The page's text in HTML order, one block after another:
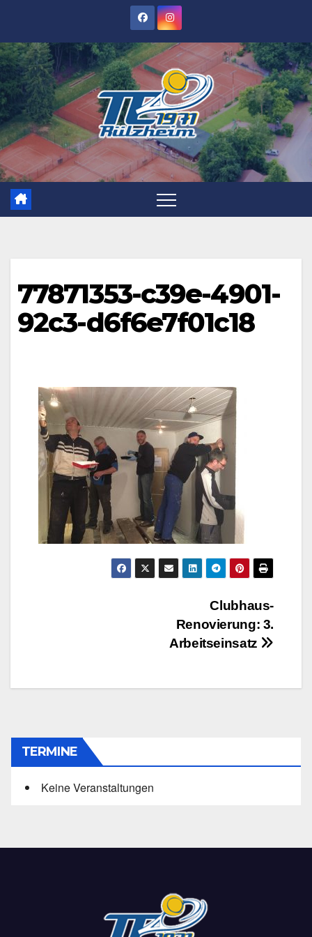
springen
77871353-c39e-4901-
92c3-d6f6e7f01c18
BeitragsnavigationClubhaus-
Renovierung: 3.
Arbeitseinsatz
TERMINE
Keine Veranstaltungen